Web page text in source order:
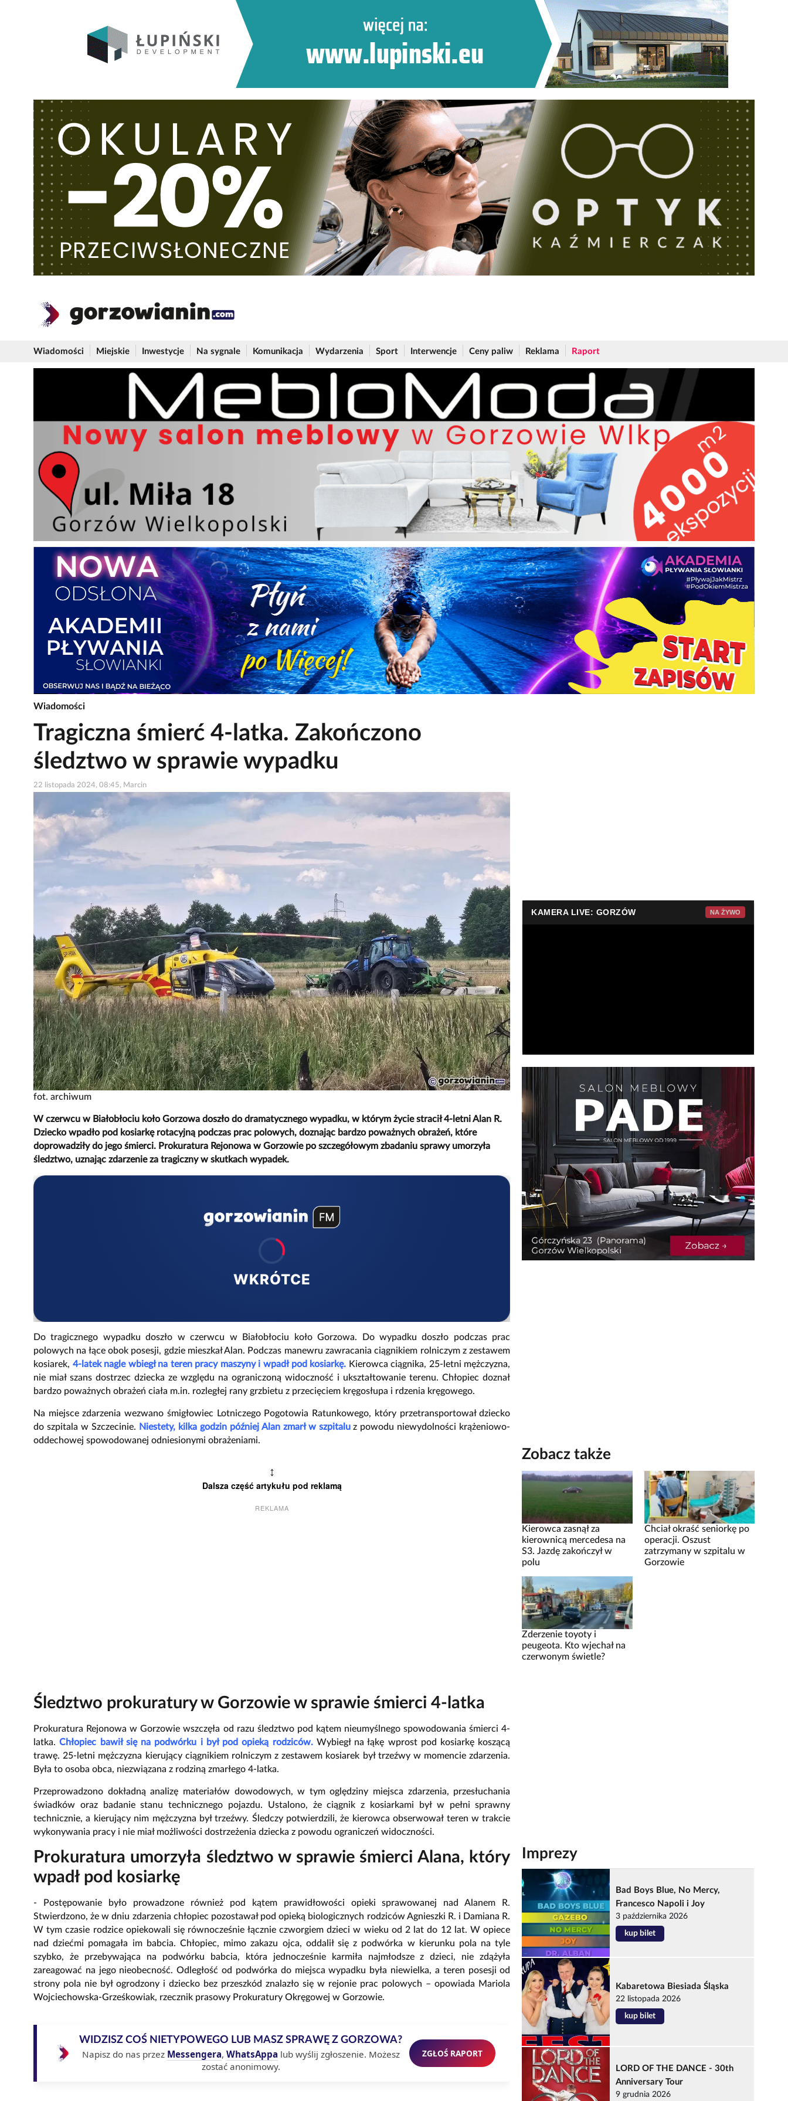
Wiadomości Miejskie Inwestycje Na sygnale Komunikacja Wydarzenia Sport Interwencje Ceny paliw Reklama Raport
Wiadomości
Tragiczna śmierć 4-latka. Zakończono
śledztwo w sprawie wypadku
22 listopada 2024, 08:45, Marcin
fot. archiwum
W czerwcu w Białobłociu koło Gorzowa doszło do dramatycznego wypadku, w którym życie stracił 4-letni Alan R.
Dziecko wpadło pod kosiarkę rotacyjną podczas prac polowych, doznając bardzo poważnych obrażeń, które
doprowadziły do jego śmierci. Prokuratura Rejonowa w Gorzowie po szczegółowym zbadaniu sprawy umorzyła
śledztwo, uznając zdarzenie za tragiczny w skutkach wypadek.
WKRÓTCE
Do tragicznego wypadku doszło w czerwcu w Białobłociu koło Gorzowa. Do wypadku doszło podczas prac
polowych na łące obok posesji, gdzie mieszkał Alan. Podczas manewru zawracania ciągnikiem rolniczym z zestawem
kosiarek, 4-latek nagle wbiegł na teren pracy maszyny i wpadł pod kosiarkę. Kierowca ciągnika, 25-letni mężczyzna,
nie miał szans dostrzec dziecka ze względu na ograniczoną widoczność i ukształtowanie terenu. Chłopiec doznał
bardzo poważnych obrażeń ciała m.in. rozległej rany grzbietu z przecięciem kręgosłupa i rdzenia kręgowego.
Na miejsce zdarzenia wezwano śmigłowiec Lotniczego Pogotowia Ratunkowego, który przetransportował dziecko
do szpitala w Szczecinie. Niestety, kilka godzin później Alan zmarł w szpitaluz powodu niewydolności krążeniowo-
oddechowej spowodowanej odniesionymi obrażeniami.
↕
Dalsza część artykułu pod reklamą
REKLAMA
Śledztwo prokuratury w Gorzowie w sprawie śmierci 4-latka
Prokuratura Rejonowa w Gorzowie wszczęła od razu śledztwo pod kątem nieumyślnego spowodowania śmierci 4-
latka.Chłopiec bawił się na podwórku i był pod opieką rodziców.Wybiegł na łąkę wprost pod kosiarkę koszącą
trawę. 25-letni mężczyzna kierujący ciągnikiem rolniczym z zestawem kosiarek był trzeźwy w momencie zdarzenia.
Była to osoba obca, niezwiązana z rodziną zmarłego 4-latka.
Przeprowadzono dokładną analizę materiałów dowodowych, w tym oględziny miejsca zdarzenia, przesłuchania
świadków oraz badanie stanu technicznego pojazdu. Ustalono, że ciągnik z kosiarkami był w pełni sprawny
technicznie, a kierujący nim mężczyzna był trzeźwy. Śledczy potwierdzili, że kierowca obserwował teren w trakcie
wykonywania pracy i nie miał możliwości dostrzeżenia dziecka z powodu ograniczeń widoczności.
Prokuratura umorzyła śledztwo w sprawie śmierci Alana, który
wpadł pod kosiarkę
- Postępowanie było prowadzone również pod kątem prawidłowości opieki sprawowanej nad Alanem R.
Stwierdzono, że w dniu zdarzenia chłopiec pozostawał pod opieką biologicznych rodziców Agnieszki R. i Damiana R.
W tym czasie rodzice opiekowali się równocześnie łącznie czworgiem dzieci w wieku od 2 lat do 12 lat. W opiece
nad dziećmi pomagała im babcia. Chłopiec, mimo zakazu ojca, oddalił się z podwórka w kierunku pola na tyle
szybko, że przebywająca na podwórku babcia, która jednocześnie karmiła najmłodsze z dzieci, nie zdążyła
zareagować na jego nieobecność. Odległość od podwórka do miejsca wypadku była niewielka, a teren posesji od
strony pola nie był ogrodzony i dziecko bez przeszkód znalazło się w rejonie prac polowych – opowiada Mariola
Wojciechowska-Grześkowiak, rzecznik prasowy Prokuratury Okręgowej w Gorzowie.
WIDZISZ COŚ NIETYPOWEGO LUB MASZ SPRAWĘ Z GORZOWA?
Napisz do nas przez Messengera, WhatsAppa lub wyślij zgłoszenie. Możesz
zostać anonimowy.
ZGŁOŚ RAPORT
KAMERA LIVE: GORZÓW NA ŻYWO
Zobacz także
Kierowca zasnął za
kierownicą mercedesa na
S3. Jazdę zakończył w
polu
Chciał okraść seniorkę po
operacji. Oszust
zatrzymany w szpitalu w
Gorzowie
Zderzenie toyoty i
peugeota. Kto wjechał na
czerwonym świetle?
Imprezy
Bad Boys Blue, No Mercy,
Francesco Napoli i Joy
3 października 2026
kup bilet
Kabaretowa Biesiada Śląska
22 listopada 2026
kup bilet
LORD OF THE DANCE - 30th
Anniversary Tour
9 grudnia 2026